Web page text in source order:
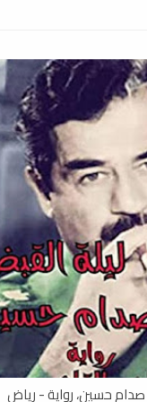
حسين، رواية - رياض